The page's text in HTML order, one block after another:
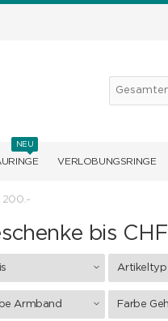
NEU
VERLOBUNGSRINGE
200.-
bis
Artikeltyp
Armband Farbe